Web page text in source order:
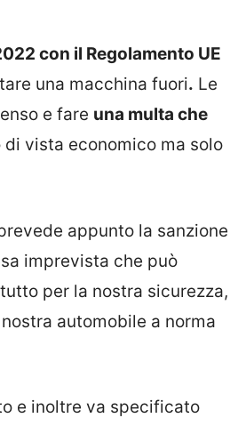
con il Regolamento UE
una macchina fuori. Le
e fare una multa che
vista economico ma solo
appunto la sanzione
imprevista che può
per la nostra sicurezza,
automobile a norma
e inoltre va specificato